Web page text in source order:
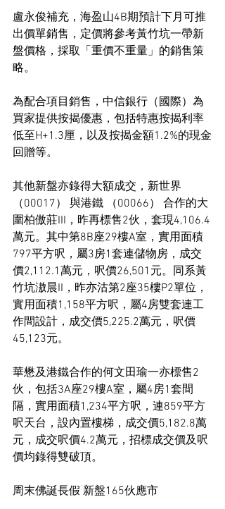
盧永俊補充，海盈山4B期預計下月可推
出價單銷售，定價將參考黃竹坑一帶新
盤價格，採取「重價不重量」的銷售策
略。
為配合項目銷售，中信銀行（國際）為
買家提供按揭優惠，包括特惠按揭利率
低至H+1.3厘，以及按揭金額1.2%的現金
回贈等。
其他新盤亦錄得大額成交，新世界
（00017） 與港鐵 （00066） 合作的大
圍柏傲莊III，昨再標售2伙，套現4,106.4
萬元。其中第8B座29樓A室，實用面積
797平方呎，屬3房1套連儲物房，成交
價2,112.1萬元，呎價26,501元。同系黃
竹坑滶晨II，昨亦沽第2座35樓P2單位，
實用面積1,158平方呎，屬4房雙套連工
作間設計，成交價5,225.2萬元，呎價
45,123元。
華懋及港鐵合作的何文田瑜一亦標售2
伙，包括3A座29樓A室，屬4房1套間
隔，實用面積1,234平方呎，連859平方
呎天台，設內置樓梯，成交價5,182.8萬
元，成交呎價4.2萬元，招標成交價及呎
價均錄得雙破頂。
周末佛誕長假 新盤165伙應市